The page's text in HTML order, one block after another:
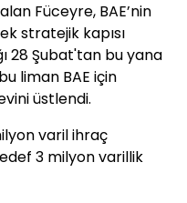
Füceyre, BAE’nin
stratejik kapısı
28 Şubat'tan bu yana
liman BAE için
üstlendi.
varil ihraç
3 milyon varillik